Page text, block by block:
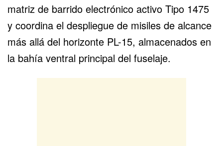
matriz de barrido electrónico activo Tipo 1475
y coordina el despliegue de misiles de alcance
más allá del horizonte PL-15, almacenados en
la bahía ventral principal del fuselaje.